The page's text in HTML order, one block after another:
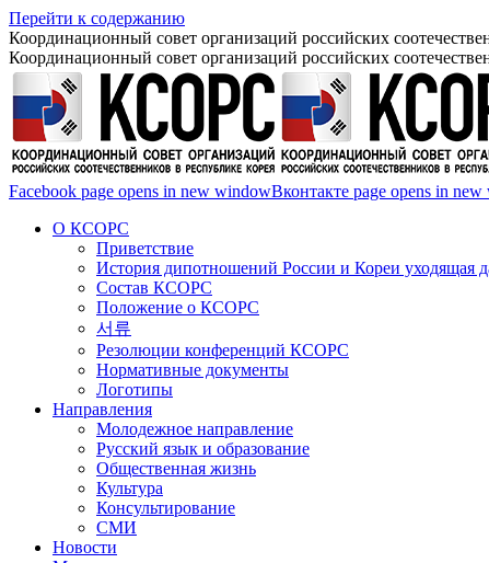
Перейти к содержанию
Координационный совет организаций российских
Координационный совет организаций российских
Facebook page opens in new windowВконтакте page opens in
О КСОРС
Приветствие
История дипотношений России и Кореи уходящая
Состав КСОРС
Положение о КСОРС
서류
Резолюции конференций КСОРС
Нормативные документы
Логотипы
Направления
Молодежное направление
Русский язык и образование
Общественная жизнь
Культура
Консультирование
СМИ
Новости